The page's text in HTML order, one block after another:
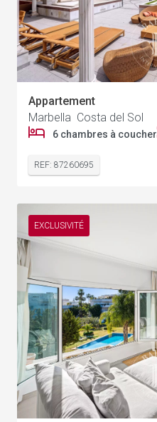
Appartement
Marbella Costa del Sol
6 chambres à coucher
REF: 87260695
EXCLUSIVITÉ